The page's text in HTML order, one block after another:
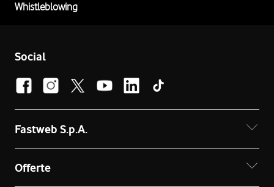
Whistleblowing
Social
Fastweb S.p.A.
Offerte